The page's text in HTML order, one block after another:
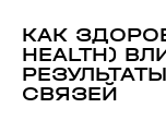
КАК
HEALTH)
СВЯЗЕЙ